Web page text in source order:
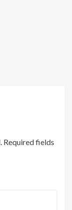
Required fields